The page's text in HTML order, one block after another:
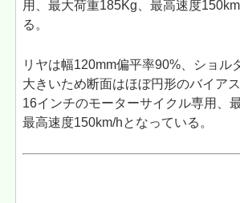
用、最大荷重185Kg、最高速度
る。
リヤは幅120mm偏平率90%、ショル
大きいため断面はほぼ円形のバイア
16インチのモーターサイクル専用、
最高速度150km/hとなっている。